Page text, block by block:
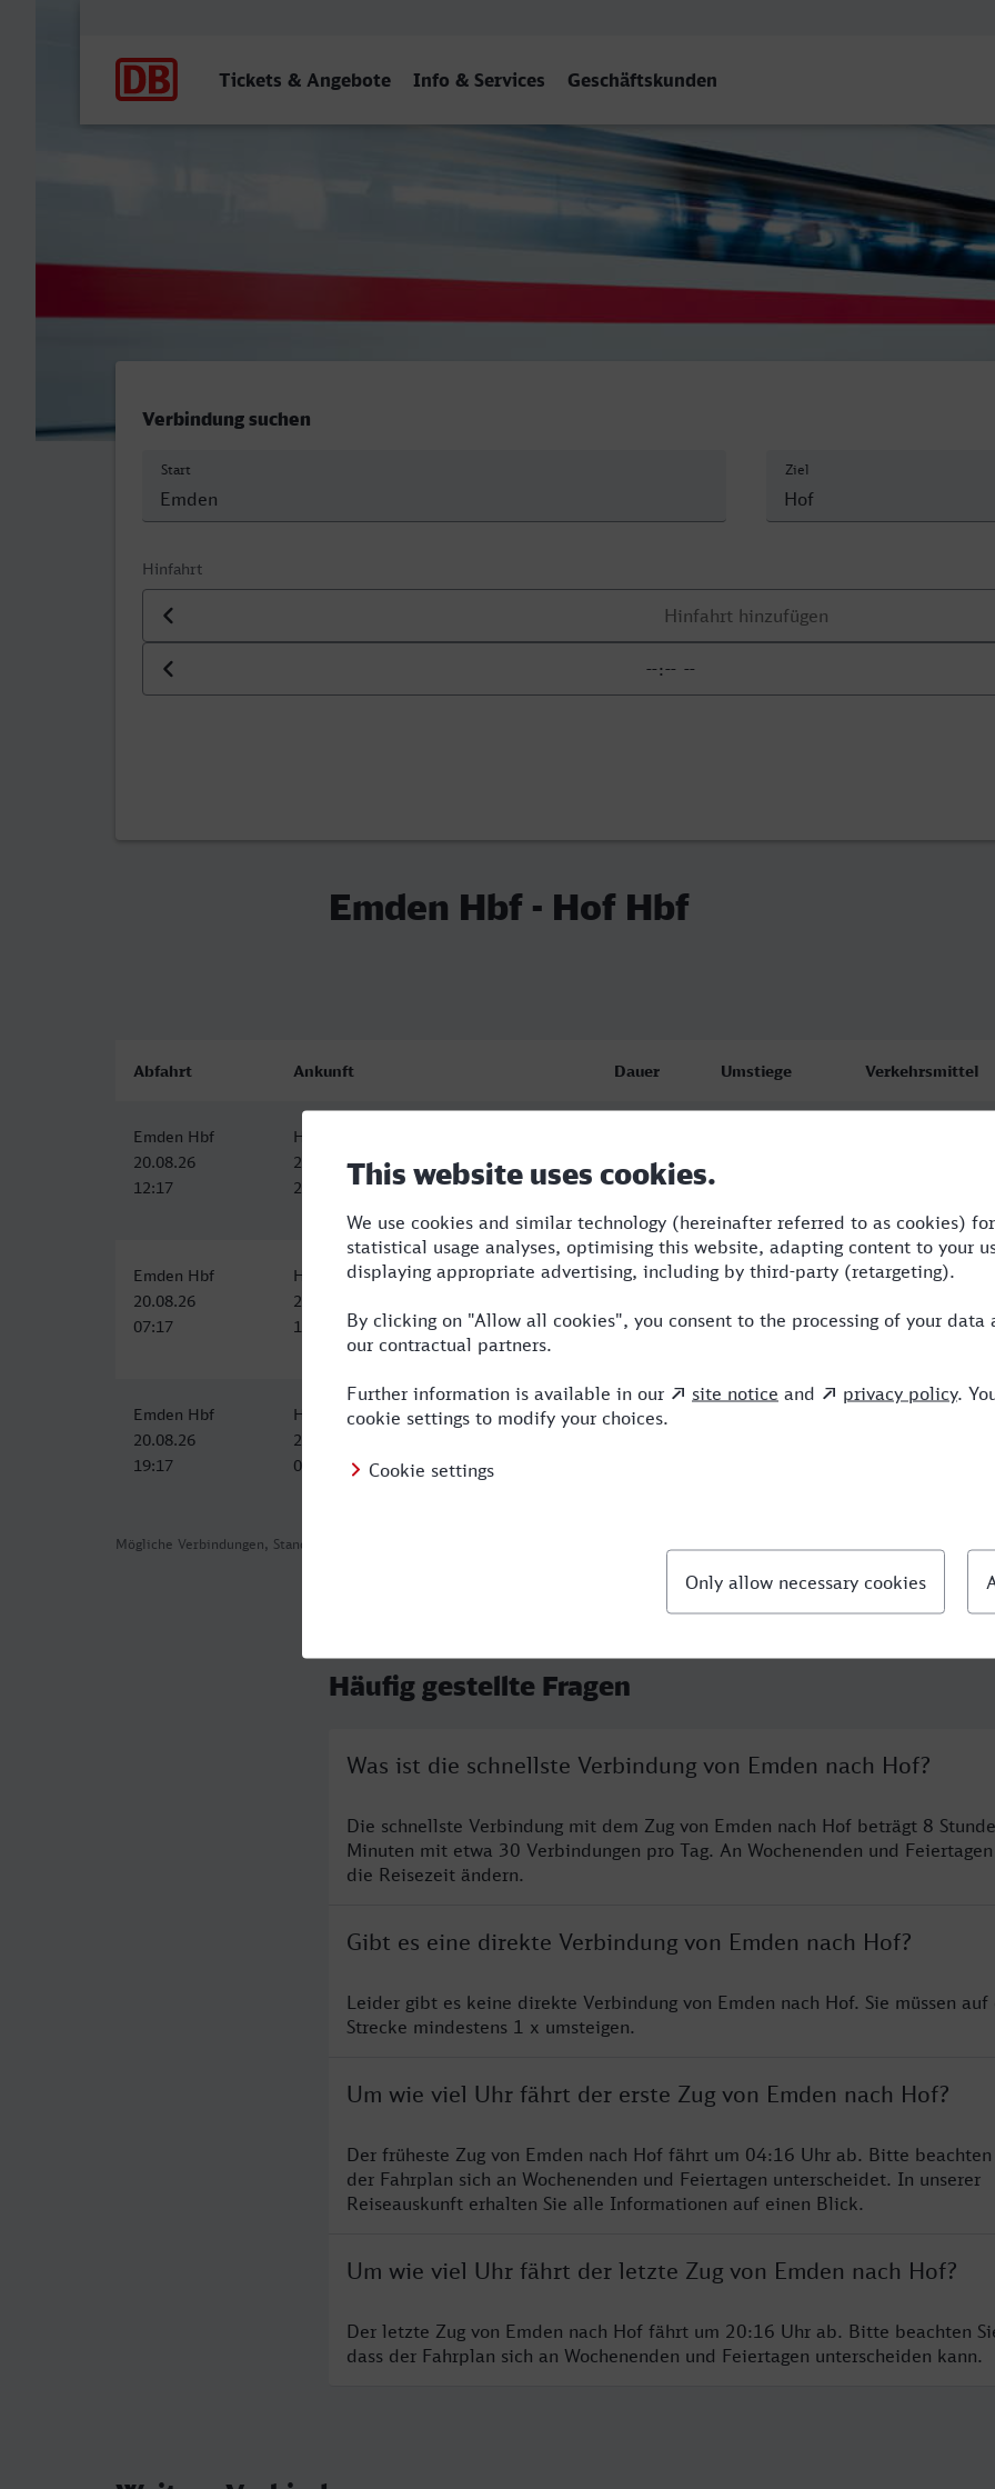
Tickets & Angebote Info & Services Geschäftskunden
Verbindung suchen
Start Ziel
Hinfahrt
Datum der Hinfahrt
Uhrzeit der Hinfahrt
Emden Hbf - Hof Hbf
Mögliche Verbindungen, Stand: 2026-08-06 07:11
Abfahrt Ankunft Dauer Umstiege Verkehrsmittel
Emden Hbf
20.08.26
12:17
Hof Hbf
20.08.26
20:21
Emden Hbf
20.08.26
07:17
Hauptbahnhof, Hof (Saale)
20.08.26
16:13
8:56 6 BUS,RE,AG,ICE
Emden Hbf
20.08.26
19:17
Hof Hbf
21.08.26
08:17
13:00
Häufig gestellte Fragen
Was ist die schnellste Verbindung von Emden nach Hof?
Die schnellste Verbindung mit dem Zug von Emden nach Hof beträgt 8
Minuten mit etwa 30 Verbindungen pro Tag. An Wochenenden und
die Reisezeit ändern.
Gibt es eine direkte Verbindung von Emden nach Hof?
Leider gibt es keine direkte Verbindung von Emden nach Hof. Sie müssen auf
Strecke mindestens 1 x umsteigen.
Um wie viel Uhr fährt der erste Zug von Emden nach Hof?
Der früheste Zug von Emden nach Hof fährt um 04:16 Uhr ab. Bitte beachten
der Fahrplan sich an Wochenenden und Feiertagen unterscheidet. In unserer
Reiseauskunft erhalten Sie alle Informationen auf einen Blick.
Um wie viel Uhr fährt der letzte Zug von Emden nach Hof?
Der letzte Zug von Emden nach Hof fährt um 20:16 Uhr ab. Bitte beachten
dass der Fahrplan sich an Wochenenden und Feiertagen unterscheiden kann.